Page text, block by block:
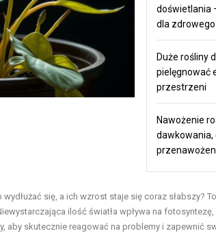
doświetlania
dla
Duże rośliny
pielęgnować
przestrzeni
Nawożenie
dawkowania,
się, a ich wzrost staje się coraz słabszy?
ilość światła wpływa na
aby skutecznie reagować na problemy i zapewnić